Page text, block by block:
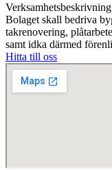
Bolaget skall bedriva
takrenovering,
samt idka därmed
Hitta till oss